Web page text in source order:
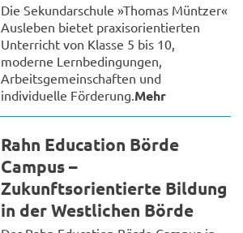
Die Sekundarschule »Thomas Müntzer«
Ausleben bietet praxisorientierten
Unterricht von Klasse 5 bis 10,
moderne Lernbedingungen,
Arbeitsgemeinschaften und
individuelle Förderung. Mehr
Rahn Education Börde
Campus –
Zukunftsorientierte Bildung
in der Westlichen Börde